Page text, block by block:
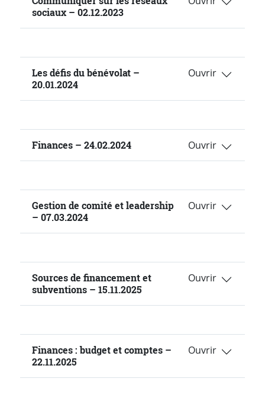
sociaux – 02.12.2023
Les défis du bénévolat –
20.01.2024
Finances – 24.02.2024
Gestion de comité et leadership
– 07.03.2024
Sources de financement et
subventions – 15.11.2025
Finances : budget et comptes –
22.11.2025